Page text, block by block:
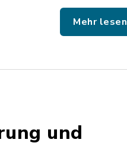
Mehr lesen
und